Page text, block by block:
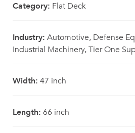
Category: Flat Deck
Industry: Automotive, Defense
Industrial Machinery, Tier One
Width: 47 inch
Length: 66 inch